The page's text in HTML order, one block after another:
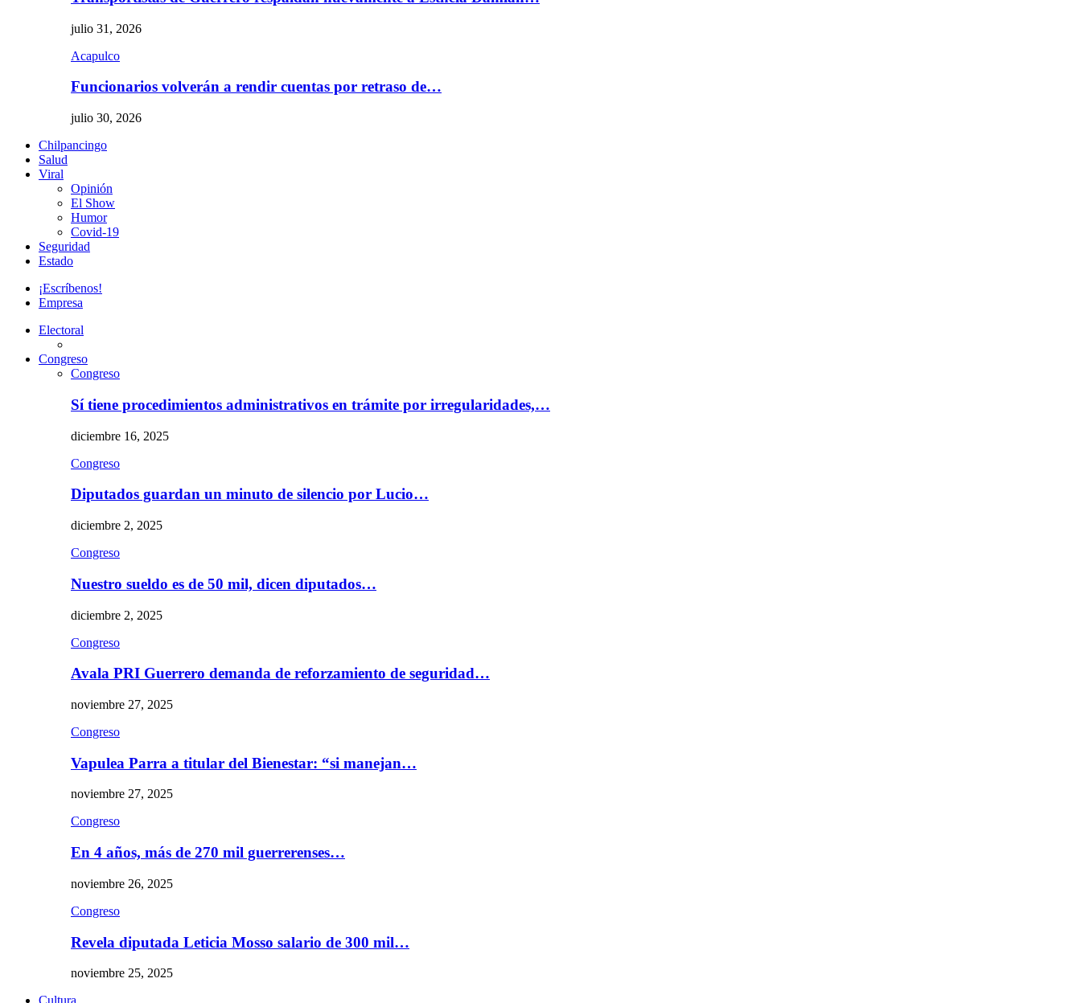
julio 31, 2026
Acapulco
Funcionarios volverán a rendir cuentas por retraso de…
julio 30, 2026
Chilpancingo
Salud
Viral
Opinión
El Show
Humor
Covid-19
Seguridad
Estado
¡Escríbenos!
Empresa
Electoral
Congreso
Congreso
Sí tiene procedimientos administrativos en trámite por irregularidades,…
diciembre 16, 2025
Congreso
Diputados guardan un minuto de silencio por Lucio…
diciembre 2, 2025
Congreso
Nuestro sueldo es de 50 mil, dicen diputados…
diciembre 2, 2025
Congreso
Avala PRI Guerrero demanda de reforzamiento de seguridad…
noviembre 27, 2025
Congreso
Vapulea Parra a titular del Bienestar: “si manejan…
noviembre 27, 2025
Congreso
En 4 años, más de 270 mil guerrerenses…
noviembre 26, 2025
Congreso
Revela diputada Leticia Mosso salario de 300 mil…
noviembre 25, 2025